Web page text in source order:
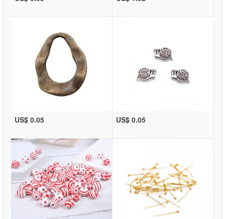
US$ 0.05 US$ 0.05